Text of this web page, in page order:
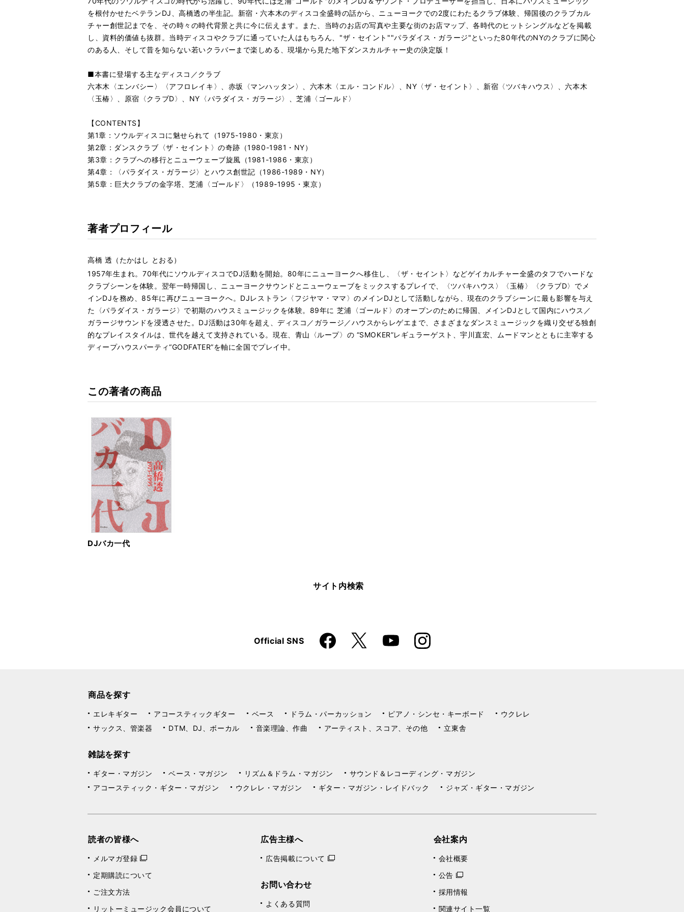
を根付かせたベテランDJ、高橋透の半生記。新宿・六本木のディスコ全盛時の話から、ニューヨークでの2度にわたるクラブ体験、帰国後のクラブカル
チャー創世記までを、その時々の時代背景と共に今に伝えます。また、当時のお店の写真や主要な街のお店マップ、各時代のヒットシングルなどを掲載
し、資料的価値も抜群。当時ディスコやクラブに通っていた人はもちろん、"ザ・セイント""パラダイス・ガラージ"といった80年代のNYのクラブに関心
のある人、そして昔を知らない若いクラバーまで楽しめる、現場から見た地下ダンスカルチャー史の決定版！
■本書に登場する主なディスコ／クラブ
六本木〈エンバシー〉〈アフロレイキ〉、赤坂〈マンハッタン〉、六本木〈エル・コンドル〉、NY〈ザ・セイント〉、新宿〈ツバキハウス〉、六本木
〈玉椿〉、原宿〈クラブD〉、NY〈パラダイス・ガラージ〉、芝浦〈ゴールド〉
【CONTENTS】
第1章：ソウルディスコに魅せられて（1975-1980・東京）
第2章：ダンスクラブ〈ザ・セイント〉の奇跡（1980-1981・NY）
第3章：クラブへの移行とニューウェーブ旋風（1981-1986・東京）
第4章：〈パラダイス・ガラージ〉とハウス創世記（1986-1989・NY）
第5章：巨大クラブの金字塔、芝浦〈ゴールド〉（1989-1995・東京）
著者プロフィール
高橋 透（たかはし とおる）
1957年生まれ。70年代にソウルディスコでDJ活動を開始。80年にニューヨークへ移住し、〈ザ・セイント〉などゲイカルチャー全盛のタフでハードな
クラブシーンを体験。翌年一時帰国し、ニューヨークサウンドとニューウェーブをミックスするプレイで、〈ツバキハウス〉〈玉椿〉〈クラブD〉でメ
インDJを務め、85年に再びニューヨークへ。DJレストラン〈フジヤマ・ママ〉のメインDJとして活動しながら、現在のクラブシーンに最も影響を与え
た〈パラダイス・ガラージ〉で初期のハウスミュージックを体験。89年に 芝浦〈ゴールド〉のオープンのために帰国、メインDJとして国内にハウス／
ガラージサウンドを浸透させた。DJ活動は30年を超え、ディスコ／ガラージ／ハウスからレゲエまで、さまざまなダンスミュージックを織り交ぜる独創
的なプレイスタイルは、世代を越えて支持されている。現在、青山〈ループ〉の “SMOKER”レギュラーゲスト、宇川直宏、ムードマンとともに主宰する
ディープハウスパーティ“GODFATER”を軸に全国でプレイ中。
この著者の商品
DJバカ一代
サイト内検索
Official SNSFaceboo
k
X YouTube Instagra
m
商品を探す
エレキギター アコースティックギター ベース ドラム・パーカッション ピアノ・シンセ・キーボード
ウクレレ
サックス、管楽器
DTM、DJ、ボーカル 音楽理論、作曲 アーティスト、スコア、その他 立東舎
雑誌を探す
ギター・マガジン ベース・マガジン リズム＆ドラム・マガジン
サウンド＆レコーディング・マガジン
アコースティック・ギター・マガジン
ウクレレ・マガジン ギター・マガジン・レイドバック ジャズ・ギター・マガジン
読者の皆様へ
メルマガ登録
定期購読について
ご注文方法
リットーミュージック会員について
広告主様へ
広告掲載について
お問い合わせ
よくある質問
会社案内
会社概要
公告
採用情報
関連サイト一覧